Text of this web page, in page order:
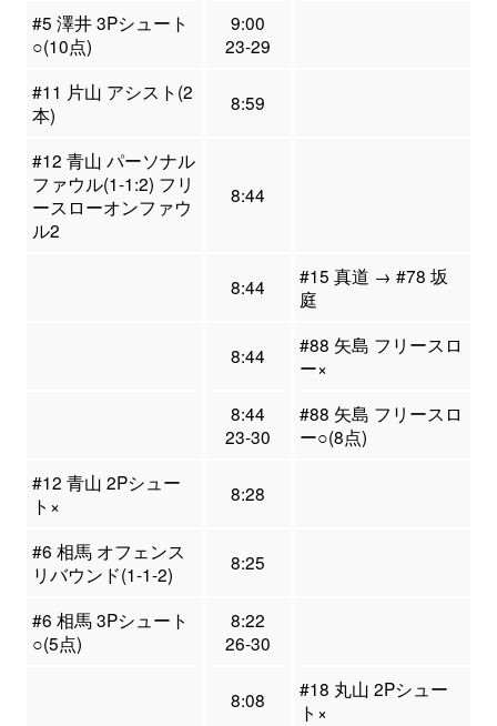
#5 澤井 3Pシュート
○(10点)
9:00
23-29
#11 片山 アシスト(2
本)
8:59
#12 青山 パーソナル
ファウル(1-1:2) フリ
ースローオンファウ
ル2
8:44
8:44
#15 真道 → #78 坂
庭
8:44
#88 矢島 フリースロ
ー×
8:44
23-30
#88 矢島 フリースロ
ー○(8点)
#12 青山 2Pシュー
ト×
8:28
#6 相馬 オフェンス
リバウンド(1-1-2)
8:25
#6 相馬 3Pシュート
○(5点)
8:22
26-30
8:08
#18 丸山 2Pシュー
ト×